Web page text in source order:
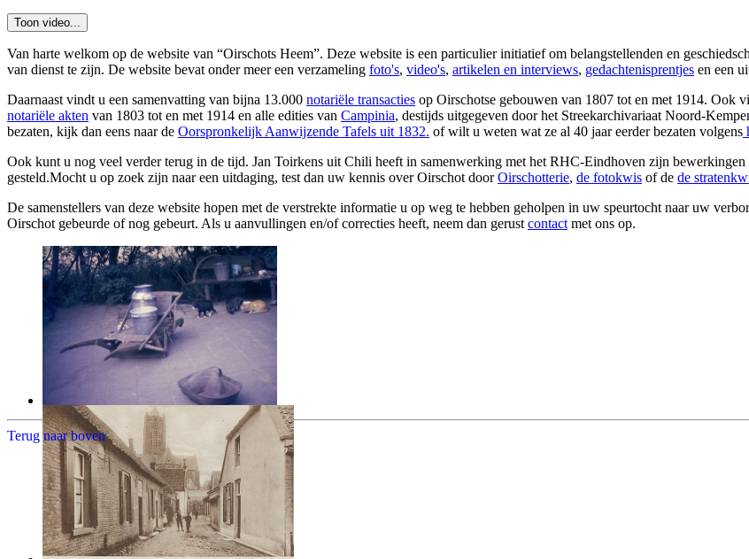
Toon video...
Van harte welkom op de website van “Oirschots Heem”. Deze website is een particulier initiatief om belangstellenden en
van dienst te zijn. De website bevat onder meer een verzameling foto's, video's, artikelen en interviews, gedachtenisprentjes en een
Daarnaast vindt u een samenvatting van bijna 13.000 notariële transacties op Oirschotse gebouwen van 1807 tot en met 1914. Ook
notariële akten van 1803 tot en met 1914 en alle edities van Campinia, destijds uitgegeven door het Streekarchivariaat Noord-
bezaten, kijk dan eens naar de Oorspronkelijk Aanwijzende Tafels uit 1832. of wilt u weten wat ze al 40 jaar eerder bezaten volgens
Ook kunt u nog veel verder terug in de tijd. Jan Toirkens uit Chili heeft in samenwerking met het RHC-Eindhoven zijn bewerkingen
gesteld.Mocht u op zoek zijn naar een uitdaging, test dan uw kennis over Oirschot doorOirschotterie, de fotokwis of de de
De samenstellers van deze website hopen met de verstrekte informatie u op weg te hebben geholpen in uw speurtocht naar uw
Oirschot gebeurde of nog gebeurt. Als u aanvullingen en/of correcties heeft, neem dan gerust contact met ons op.
Terug naar boven